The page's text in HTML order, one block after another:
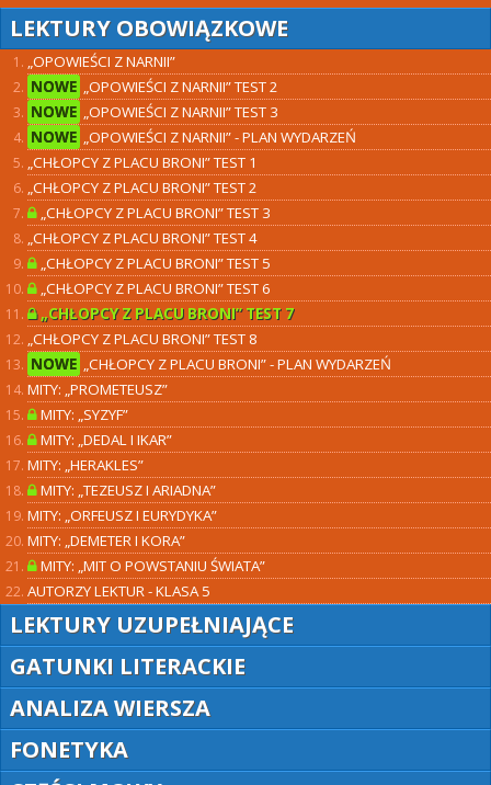
LEKTURY OBOWIĄZKOWE
„OPOWIEŚCI Z NARNII”
NOWE „OPOWIEŚCI Z NARNII” TEST 2
NOWE „OPOWIEŚCI Z NARNII” TEST 3
NOWE „OPOWIEŚCI Z NARNII” - PLAN WYDARZEŃ
„CHŁOPCY Z PLACU BRONI” TEST 1
„CHŁOPCY Z PLACU BRONI” TEST 2
„CHŁOPCY Z PLACU BRONI” TEST 3
„CHŁOPCY Z PLACU BRONI” TEST 4
„CHŁOPCY Z PLACU BRONI” TEST 5
„CHŁOPCY Z PLACU BRONI” TEST 6
„CHŁOPCY Z PLACU BRONI” TEST 7
„CHŁOPCY Z PLACU BRONI” TEST 8
NOWE „CHŁOPCY Z PLACU BRONI” - PLAN WYDARZEŃ
MITY: „PROMETEUSZ”
MITY: „SYZYF”
MITY: „DEDAL I IKAR”
MITY: „HERAKLES”
MITY: „TEZEUSZ I ARIADNA”
MITY: „ORFEUSZ I EURYDYKA”
MITY: „DEMETER I KORA”
MITY: „MIT O POWSTANIU ŚWIATA”
AUTORZY LEKTUR - KLASA 5
LEKTURY UZUPEŁNIAJĄCE
GATUNKI LITERACKIE
ANALIZA WIERSZA
FONETYKA